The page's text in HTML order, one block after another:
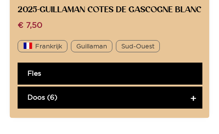
2025-GUILLAMAN COTES DE GASCOGNE BLANC
€ 7,50
Frankrijk Guillaman Sud-Ouest
Fles
Doos (6)